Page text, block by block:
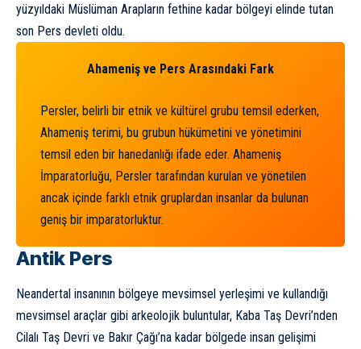
yüzyıldaki Müslüman Arapların fethine kadar bölgeyi elinde tutan
son Pers devleti oldu.
Ahameniş ve Pers Arasındaki Fark
Persler, belirli bir etnik ve kültürel grubu temsil ederken,
Ahameniş terimi, bu grubun hükümetini ve yönetimini
temsil eden bir hanedanlığı ifade eder. Ahameniş
İmparatorluğu, Persler tarafından kurulan ve yönetilen
ancak içinde farklı etnik gruplardan insanlar da bulunan
geniş bir imparatorluktur.
Antik Pers
Neandertal insanının bölgeye mevsimsel yerleşimi ve kullandığı
mevsimsel araçlar gibi arkeolojik buluntular, Kaba Taş Devri’nden
Cilalı Taş Devri ve Bakır Çağı’na kadar bölgede insan gelişimi